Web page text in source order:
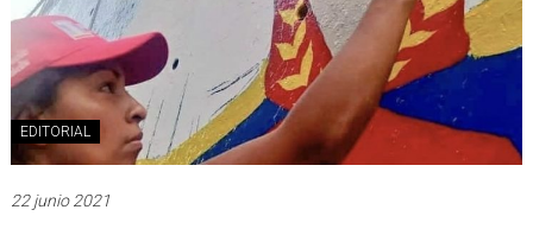
EDITORIAL
22 junio 2021